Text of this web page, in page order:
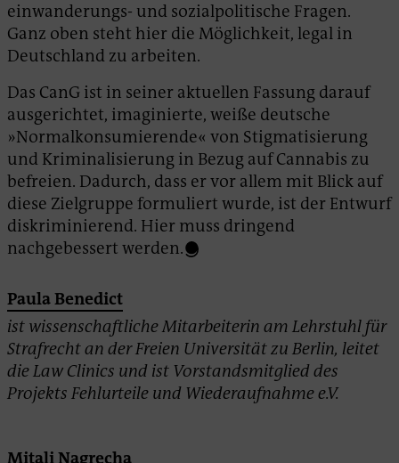
einwanderungs- und sozialpolitische Fragen.
Ganz oben steht hier die Möglichkeit, legal in
Deutschland zu arbeiten.
Das CanG ist in seiner aktuellen Fassung darauf
ausgerichtet, imaginierte, weiße deutsche
»Normalkonsumierende« von Stigmatisierung
und Kriminalisierung in Bezug auf Cannabis zu
befreien. Dadurch, dass er vor allem mit Blick auf
diese Zielgruppe formuliert wurde, ist der Entwurf
diskriminierend. Hier muss dringend
nachgebessert werden.
Paula Benedict
ist wissenschaftliche Mitarbeiterin am Lehrstuhl für
Strafrecht an der Freien Universität zu Berlin, leitet
die Law Clinics und ist Vorstandsmitglied des
Projekts Fehlurteile und Wiederaufnahme e.V.
Mitali Nagrecha